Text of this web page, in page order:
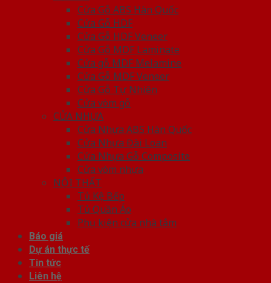
Cửa Gỗ ABS Hàn Quốc
Cửa Gỗ HDF
Cửa Gỗ HDF Veneer
Cửa Gỗ MDF Laminate
Cửa gỗ MDF Melamine
Cửa Gỗ MDF Veneer
Cửa Gỗ Tự Nhiên
Cửa vòm gỗ
CỬA NHỰA
Cửa Nhựa ABS Hàn Quốc
Cửa Nhựa Đài Loan
Cửa Nhựa Gỗ Composite
Cửa vòm nhựa
NỘI THẤT
Tủ Kệ Bếp
Tủ Quần Áo
Phụ kiện cửa nhà tắm
Báo giá
Dự án thực tế
Tin tức
Liên hệ